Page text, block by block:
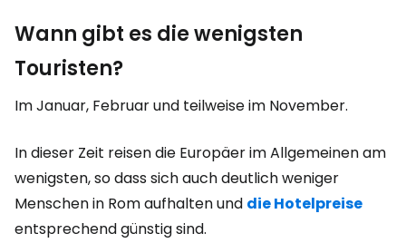
Wann gibt es die wenigsten
Touristen?
Im Januar, Februar und teilweise im November.
In dieser Zeit reisen die Europäer im Allgemeinen am
wenigsten, so dass sich auch deutlich weniger
Menschen in Rom aufhalten und die Hotelpreise
entsprechend günstig sind.